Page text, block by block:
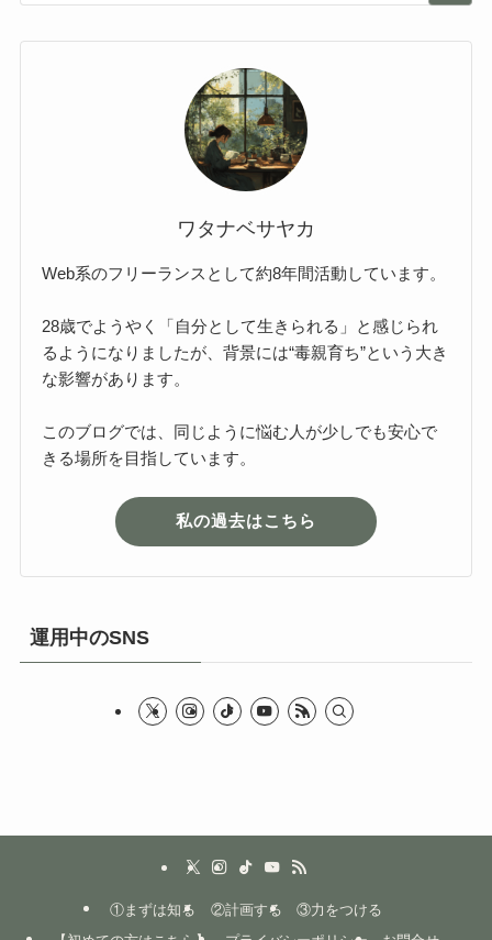
ワタナベサヤカ
Web系のフリーランスとして約8年間活動しています。
28歳でようやく「自分として生きられる」と感じられ
るようになりましたが、背景には“毒親育ち”という大き
な影響があります。
このブログでは、同じように悩む人が少しでも安心で
きる場所を目指しています。
私の過去はこちら
運用中のSNS
①まずは知る ②計画する
③力をつける